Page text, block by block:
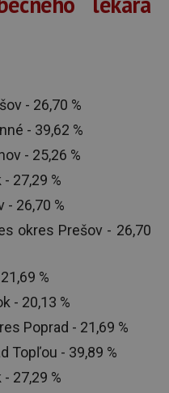
- 26,70 %
- 39,62 %
- 25,26 %
27,29 %
- 26,70 %
okres Prešov - 26,70
%
- 20,13 %
Poprad - 21,69 %
Topľou - 39,89 %
27,29 %